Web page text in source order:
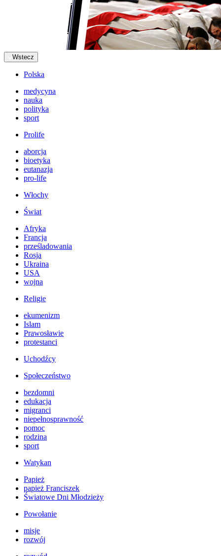
Wstecz
Polska
medycyna
nauka
polityka
sport
Prolife
aborcja
bioetyka
eutanazja
pro-life
Włochy
Świat
Afryka
Francja
prześladowania
Rosja
Ukraina
USA
wojna
Religie
ekumenizm
Islam
Prawosławie
protestanci
Uchodźcy
Społeczeństwo
bezdomni
edukacja
migranci
niepełnosprawność
pomoc
rodzina
sport
Watykan
Papież
papież Franciszek
Światowe Dni Młodzieży
Powołanie
misje
rozwój